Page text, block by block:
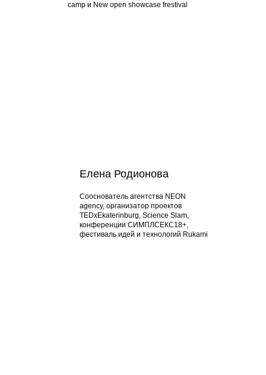
camp и New open showcase frestival
Елена Родионова
Сооснователь агентства NEON
agency, организатор проектов
TEDxEkaterinburg, Science Slam,
конференции СИМПЛСЕКС18+,
фестиваль идей и технологий Rukami